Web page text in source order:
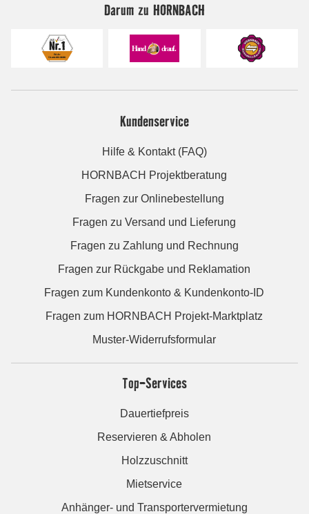
Darum zu HORNBACH
Kundenservice
Hilfe & Kontakt (FAQ)
HORNBACH Projektberatung
Fragen zur Onlinebestellung
Fragen zu Versand und Lieferung
Fragen zu Zahlung und Rechnung
Fragen zur Rückgabe und Reklamation
Fragen zum Kundenkonto & Kundenkonto-ID
Fragen zum HORNBACH Projekt-Marktplatz
Muster-Widerrufsformular
Top-Services
Dauertiefpreis
Reservieren & Abholen
Holzzuschnitt
Mietservice
Anhänger- und Transportervermietung